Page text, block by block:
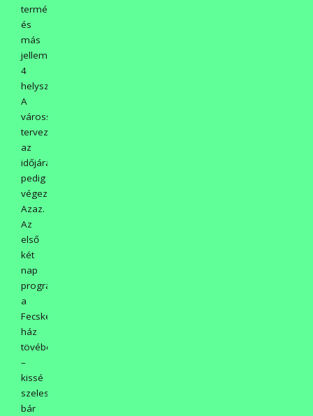
termését
és
más
jellemzőjét.
4
helyszín:
A
városszépítő
tervez,
az
időjárás
pedig
végez.
Azaz.
Az
első
két
nap
programja
a
Fecske
ház
tövében
–
kissé
szelesen
bár